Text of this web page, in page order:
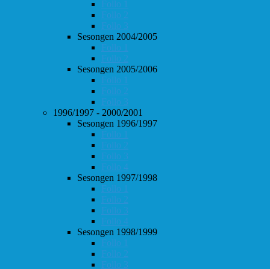
Follo 1
Follo 2
Follo 3
Sesongen 2004/2005
Follo 1
Follo 2
Sesongen 2005/2006
Follo 1
Follo 2
Follo 3
1996/1997 - 2000/2001
Sesongen 1996/1997
Follo 1
Follo 2
Follo 3
Follo 4
Sesongen 1997/1998
Follo 1
Follo 2
Follo 3
Follo 4
Sesongen 1998/1999
Follo 1
Follo 2
Follo 3